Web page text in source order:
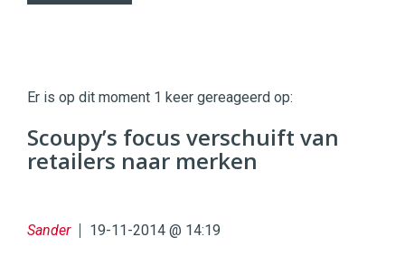
|
Digital
Commerce https://twinklemagazine.nl
9654
Er is op dit moment 1 keer gereageerd op:
Scoupy’s focus verschuift van
retailers naar merken
Sander 19-11-2014 @ 14:19